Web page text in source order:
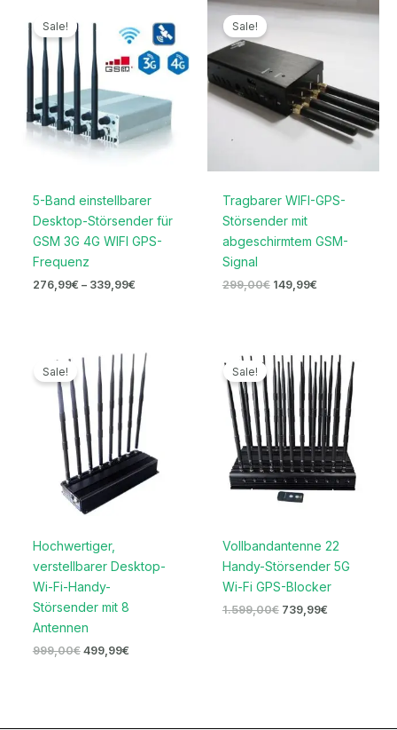
Sale!
5-Band einstellbarer
Desktop-Störsender für
GSM 3G 4G WIFI GPS-
Frequenz
276,99€ – 339,99€
276,99€
bis
339,99€
Sale!
Tragbarer WIFI-GPS-
Störsender mit
abgeschirmtem GSM-
Signal
299,00€
Ursprünglicher
Preis
299,00€
149,99€
Preis
Sale!
Hochwertiger,
verstellbarer Desktop-
Wi-Fi-Handy-
Störsender mit 8
Antennen
999,00€
Ursprünglicher
Preis
war:
999,00€
499,99€
Aktueller
Preis
ist:
499,99€.
Sale!
Vollbandantenne 22
Handy-Störsender 5G
Wi-Fi GPS-Blocker
1.599,00€
Preis
war:
1.599,00€
739,99€
Preis
ist:
739,99€.